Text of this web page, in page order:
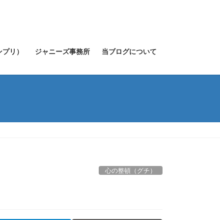
リ） ジャニーズ事務所 当ブログについて
心の整頓（グチ）